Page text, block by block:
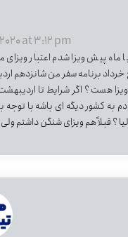
at 3:12 pm
ماه پیش ویزا شدم اعتبار
خرداد برنامه سفر من شانزدهم
ویزا هست ؟ اگر شرایط تا
به کشور دیگه ای باشه با توجه
؟ قبلاً هم ویزای شنگن داشتم